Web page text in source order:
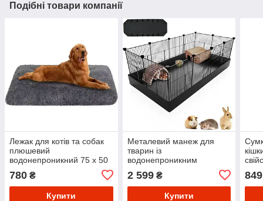
Подібні товари компанії
Лежак для котів та собак
плюшевий
водонепроникний 75 x 50
780 ₴
Купити
Металевий манеж для
тварин із
водонепроникним
килимком Sonmics 125 х
63 х 42 см чорний
2 599₴
Купити
849